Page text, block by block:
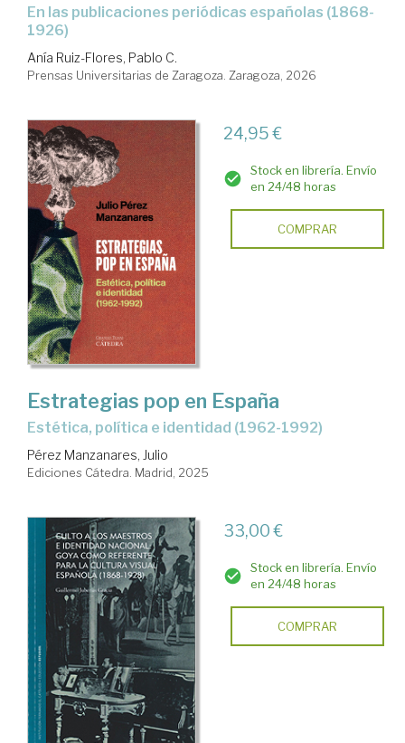
en las publicaciones periódicas españolas (1868-
1926)
Anía Ruiz-Flores, Pablo C.
Prensas Universitarias de Zaragoza. Zaragoza, 2026
24,95 €
Stock en librería. Envío
en 24/48 horas
COMPRAR
Estrategias pop en España
Estética, política e identidad (1962-1992)
Pérez Manzanares, Julio
Ediciones Cátedra. Madrid, 2025
33,00 €
Stock en librería. Envío
en 24/48 horas
COMPRAR